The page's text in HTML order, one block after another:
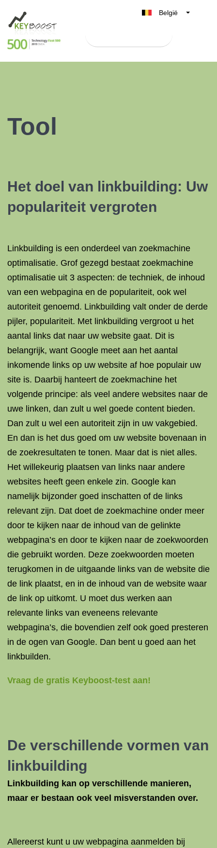
België
Nederland
Tool
Het doel van linkbuilding: Uw
populariteit vergroten
Linkbuilding is een onderdeel van zoekmachine
optimalisatie. Grof gezegd bestaat zoekmachine
optimalisatie uit 3 aspecten: de techniek, de inhoud
van een webpagina en de populariteit, ook wel
autoriteit genoemd. Linkbuilding valt onder de derde
pijler, populariteit. Met linkbuilding vergroot u het
aantal links dat naar uw website gaat. Dit is
belangrijk, want Google meet aan het aantal
inkomende links op uw website af hoe populair uw
site is. Daarbij hanteert de zoekmachine het
volgende principe: als veel andere websites naar de
uwe linken, dan zult u wel goede content bieden.
Dan zult u wel een autoriteit zijn in uw vakgebied.
En dan is het dus goed om uw website bovenaan in
de zoekresultaten te tonen. Maar dat is niet alles.
Het willekeurig plaatsen van links naar andere
websites heeft geen enkele zin. Google kan
namelijk bijzonder goed inschatten of de links
relevant zijn. Dat doet de zoekmachine onder meer
door te kijken naar de inhoud van de gelinkte
webpagina’s en door te kijken naar de zoekwoorden
die gebruikt worden. Deze zoekwoorden moeten
terugkomen in de uitgaande links van de website die
de link plaatst, en in de inhoud van de website waar
de link op uitkomt. U moet dus werken aan
relevante links van eveneens relevante
webpagina’s, die bovendien zelf ook goed presteren
in de ogen van Google. Dan bent u goed aan het
linkbuilden.
Vraag de gratis Keyboost-test aan!
De verschillende vormen van
linkbuilding
Linkbuilding kan op verschillende manieren,
maar er bestaan ook veel misverstanden over.
Allereerst kunt u uw webpagina aanmelden bij